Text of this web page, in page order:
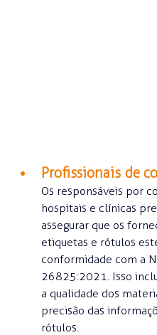
Profissionais de
Os responsáveis por
hospitais e clínicas
assegurar que os
etiquetas e rótulos
conformidade com a
26825:2021. Isso
a qualidade dos
precisão das
rótulos.